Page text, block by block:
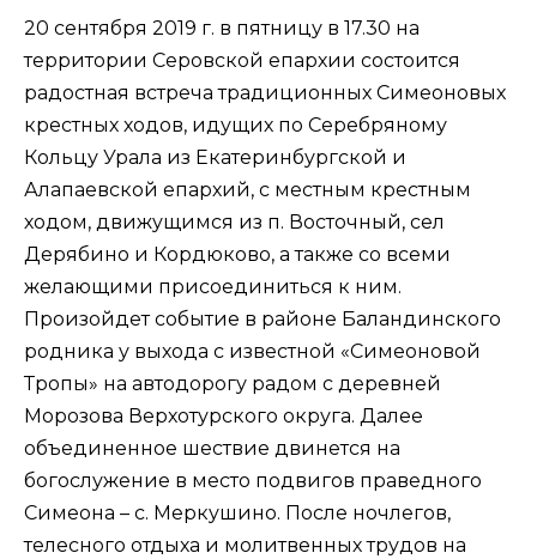
20 сентября 2019 г. в пятницу в 17.30 на
территории Серовской епархии состоится
радостная встреча традиционных Симеоновых
крестных ходов, идущих по Серебряному
Кольцу Урала из Екатеринбургской и
Алапаевской епархий, с местным крестным
ходом, движущимся из п. Восточный, сел
Дерябино и Кордюково, а также со всеми
желающими присоединиться к ним.
Произойдет событие в районе Баландинского
родника у выхода с известной «Симеоновой
Тропы» на автодорогу радом с деревней
Морозова Верхотурского округа. Далее
объединенное шествие двинется на
богослужение в место подвигов праведного
Симеона – с. Меркушино. После ночлегов,
телесного отдыха и молитвенных трудов на